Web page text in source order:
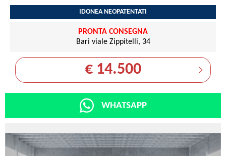
IDONEA NEOPATENTATI
PRONTA CONSEGNA
Bari viale Zippitelli, 34
€ 14.500
WHATSAPP